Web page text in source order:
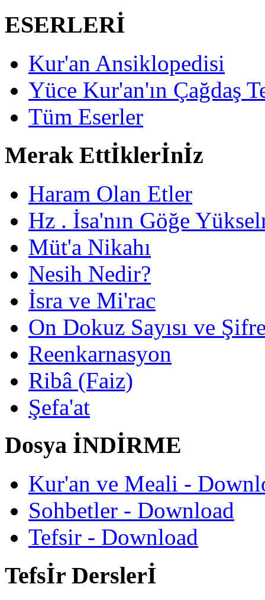
ESERLERİ
Kur'an Ansiklopedisi
Yüce Kur'an'ın Çağdaş
Tüm Eserler
Merak Ettİklerİnİz
Haram Olan Etler
Hz . İsa'nın Göğe
Müt'a Nikahı
Nesih Nedir?
İsra ve Mi'rac
On Dokuz Sayısı ve
Reenkarnasyon
Ribâ (Faiz)
Şefa'at
Dosya İNDİRME
Kur'an ve Meali -
Sohbetler - Download
Tefsir - Download
Tefsİr Derslerİ